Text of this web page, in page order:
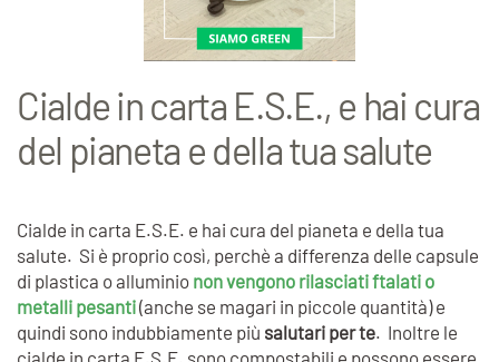
Cialde in carta E.S.E., e hai cura
del pianeta e della tua salute
Cialde in carta E.S.E. e hai cura del pianeta e della tua
salute. Si è proprio così, perchè a differenza delle capsule
di plastica o alluminio non vengono rilasciati ftalati o
metalli pesanti(anche se magari in piccole quantità) e
quindi sono indubbiamente più salutari per te. Inoltre le
cialde in carta E.S.E. sono compostabili e possono essere